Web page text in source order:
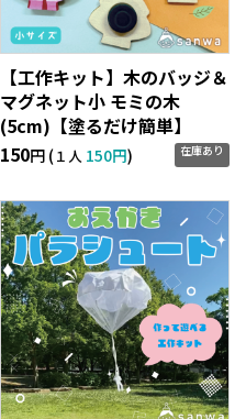
【工作キット】木のバッジ＆
マグネット小 モミの木
(5cm)【塗るだけ簡単】
150円 (１人 150円) 在庫あり